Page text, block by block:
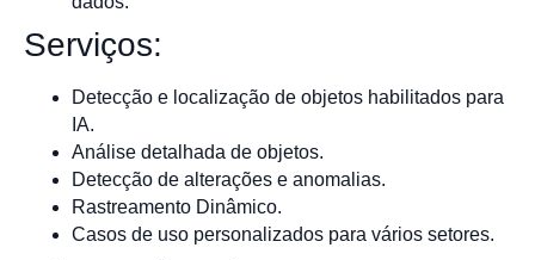
Serviços:
Detecção e localização de objetos habilitados para
IA.
Análise detalhada de objetos.
Detecção de alterações e anomalias.
Rastreamento Dinâmico.
Casos de uso personalizados para vários setores.